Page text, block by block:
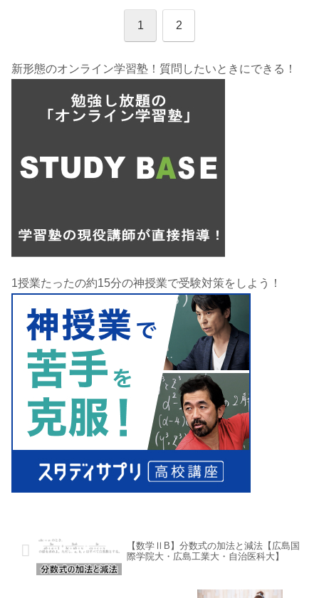
1 2
新形態のオンライン学習塾！質問したいときにできる！
1授業たったの約15分の神授業で受験対策をしよう！
【数学ⅡB】分数式の加法と減法【広島国
際学院大・広島工業大・自治医科大】